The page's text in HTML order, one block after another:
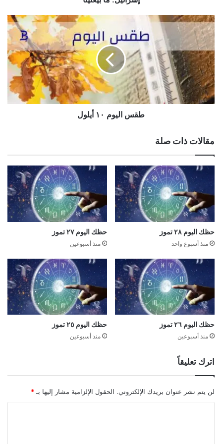
الابراج،الحظ،الفلك
نسخ الرابط
طقس
اليوم
أيلول
طقس اليوم ١٠ أيلول
مقالات ذات صلة
حظك اليوم ٢٨ تموز
منذ أسبوع واحد
حظك اليوم ٢٧ تموز
منذ أسبوعين
حظك اليوم ٢٦ تموز
منذ أسبوعين
حظك اليوم ٢٥ تموز
منذ أسبوعين
اترك تعليقاً
لن يتم نشر عنوان بريدك الإلكتروني. الحقول الإلزامية مشار إليها بـ *